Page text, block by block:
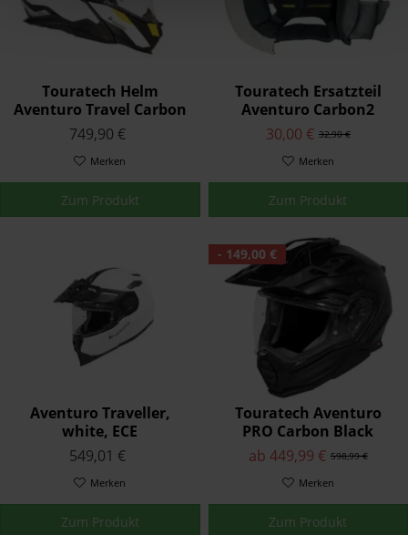
Touratech Helm
Aventuro Travel Carbon
749,90 €
Merken
Zum Produkt
Touratech Ersatzteil
Aventuro Carbon2
Innenfutter / Lining
32,90 €
30,00 €
Merken
Zum Produkt
Aventuro Traveller,
white, ECE
549,01 €
Merken
Zum Produkt
- 149,00 €
Touratech Aventuro
PRO Carbon Black
598,99 €
ab 449,99 €
Merken
Zum Produkt